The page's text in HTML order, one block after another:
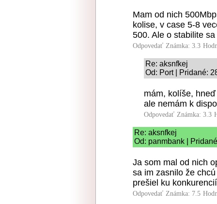
Mam od nich
kolise, v case 5-8
500. Ale o stabilite
Odpovedať Známka: 3.3
Re: aksnfkej
Od: Port | Pridané:
mám, kolíše,
ale nemám k
Odpovedať Známka: 3.3
Re: aksnfkej
Od: panmbank |
Ja som mal od nich
sa im zasnilo že
prešiel ku
Odpovedať Známka: 7.5